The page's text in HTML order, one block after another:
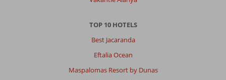
TOP 10 HOTELS
Best Jacaranda
Eftalia Ocean
Maspalomas Resort by Dunas